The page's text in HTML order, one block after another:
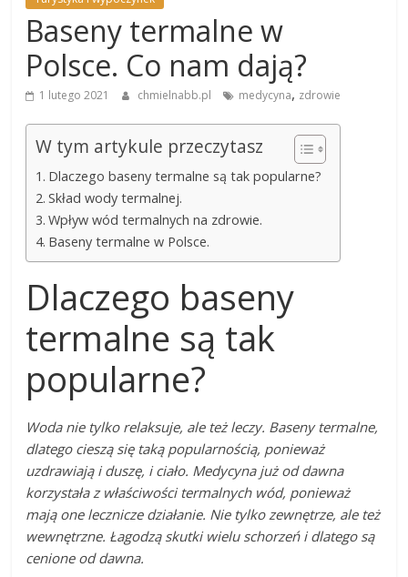
Baseny termalne w
Polsce. Co nam dają?
1 lutego 2021 chmielnabb.pl medycyna, zdrowie
W tym artykule przeczytasz
Dlaczego baseny termalne są tak popularne?
Skład wody termalnej.
Wpływ wód termalnych na zdrowie.
Baseny termalne w Polsce.
Dlaczego baseny
termalne są tak
popularne?
Woda nie tylko relaksuje, ale też leczy. Baseny termalne,
dlatego cieszą się taką popularnością, ponieważ
uzdrawiają i duszę, i ciało. Medycyna już od dawna
korzystała z właściwości termalnych wód, ponieważ
mają one lecznicze działanie. Nie tylko zewnętrze, ale też
wewnętrzne. Łagodzą skutki wielu schorzeń i dlatego są
cenione od dawna.